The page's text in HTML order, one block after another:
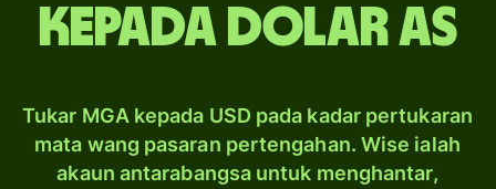
kepada dolar AS
Tukar MGA kepada USD pada kadar pertukaran
mata wang pasaran pertengahan. Wise ialah
akaun antarabangsa untuk menghantar,